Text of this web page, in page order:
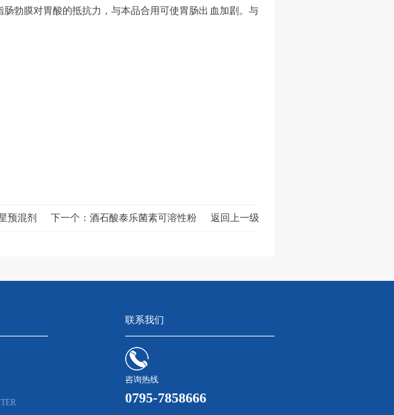
膜对胃酸的抵抗力，与本品合用可使胃肠出 血加剧。与
预混剂 下一个： 酒石酸泰乐菌素可溶性粉 返回上一级
联系我们
咨询热线
0795-7858666